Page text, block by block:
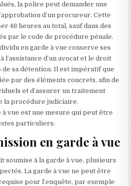
la police peut demander une
d’un procureur. Cette
48 heures au total, sauf dans des
par le code de procédure pénale.
en garde à vue conserve ses
d’un avocat et le droit
sa détention. Il est impératif que
par des éléments concrets, afin de
et d’assurer un traitement
la procédure judiciaire.
à vue est une mesure qui peut être
particuliers.
en garde à vue
soumise à la garde à vue, plusieurs
La garde à vue ne peut être
pour l’enquête, par exemple